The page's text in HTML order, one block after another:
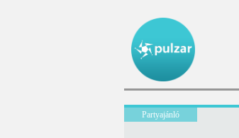
Partyajánló